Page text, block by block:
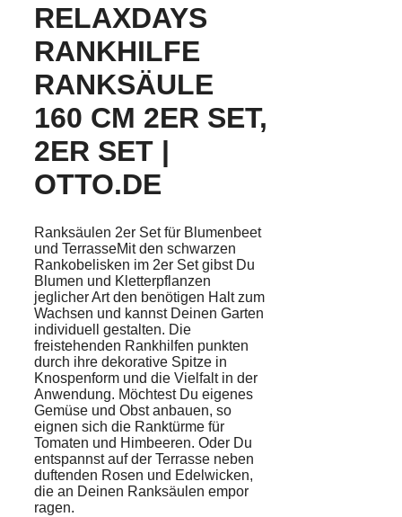
RELAXDAYS
RANKHILFE
RANKSÄULE
160 CM 2ER SET,
2ER SET |
OTTO.DE
Ranksäulen 2er Set für Blumenbeet
und TerrasseMit den schwarzen
Rankobelisken im 2er Set gibst Du
Blumen und Kletterpflanzen
jeglicher Art den benötigen Halt zum
Wachsen und kannst Deinen Garten
individuell gestalten. Die
freistehenden Rankhilfen punkten
durch ihre dekorative Spitze in
Knospenform und die Vielfalt in der
Anwendung. Möchtest Du eigenes
Gemüse und Obst anbauen, so
eignen sich die Ranktürme für
Tomaten und Himbeeren. Oder Du
entspannst auf der Terrasse neben
duftenden Rosen und Edelwicken,
die an Deinen Ranksäulen empor
ragen.